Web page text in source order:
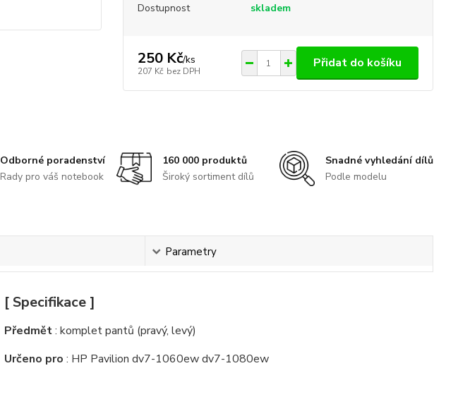
Dostupnost skladem
250 Kč/ks
207 Kč bez DPH
Přidat do košíku
Odborné poradenství
Rady pro váš notebook
160 000 produktů
Široký sortiment dílů
Snadné vyhledání dílů
Podle modelu
Parametry
[ Specifikace ]
Předmět: komplet pantů (pravý, levý)
Určeno pro : HP Pavilion dv7-1060ew dv7-1080ew